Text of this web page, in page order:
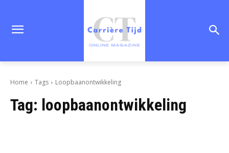
Home Tags Loopbaanontwikkeling
Tag: loopbaanontwikkeling